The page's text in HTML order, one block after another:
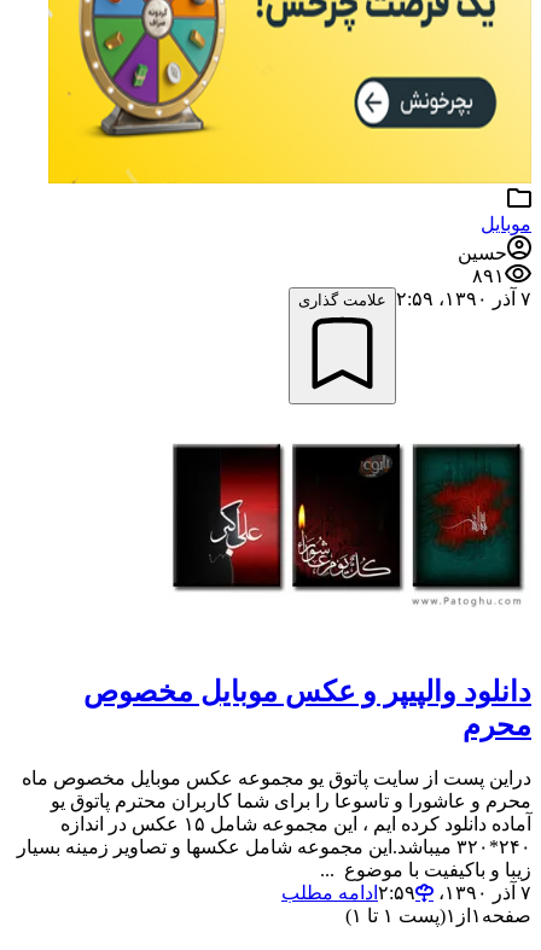
موبایل
حسین
۸۹۱
۷ آذر ۱۳۹۰،‏ ۲:۵۹
علامت گذاری
دانلود والپیپر و عکس موبایل مخصوص
محرم
دراین پست از سایت پاتوق یو مجموعه عکس موبایل مخصوص ماه
محرم و عاشورا و تاسوعا را برای شما کاربران محترم پاتوق یو
آماده دانلود کرده ایم ، این مجموعه شامل ۱۵ عکس در اندازه
۲۴۰*۳۲۰ میباشد.این مجموعه شامل عکسها و تصاویر زمینه بسیار
زیبا و باکیفیت با موضوع ...
۷ آذر ۱۳۹۰،‏ ۲:۵۹
ادامه مطلب
صفحه ۱ از ۱(پست ۱ تا ۱)